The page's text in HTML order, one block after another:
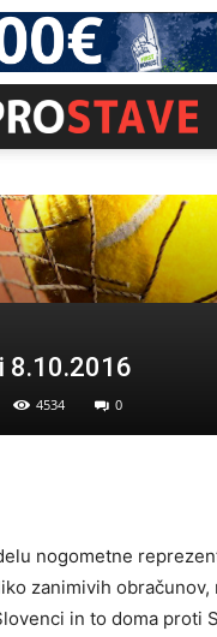
8.10.2016
4534 0
nogometne
zanimivih obračunov,
in to doma proti